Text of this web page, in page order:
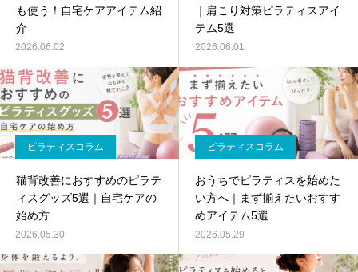
も使う！自宅ケアアイテム紹
介
2026.06.02
｜肩こり対策ピラティスアイ
テム5選
2026.06.01
ピラティスコラム
猫背改善におすすめのピラテ
ィスグッズ5選｜自宅ケアの
始め方
2026.05.30
ピラティスコラム
おうちでピラティスを始めた
い方へ｜まず揃えたいおすす
めアイテム5選
2026.05.29